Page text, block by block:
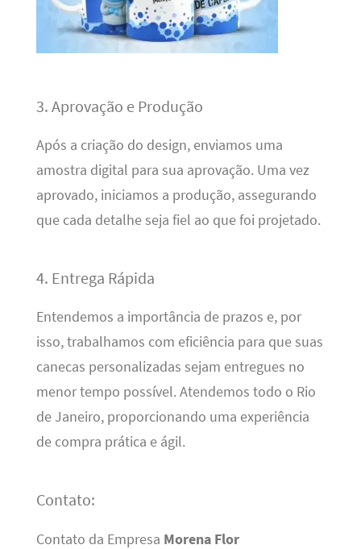
3. Aprovação e Produção
Após a criação do design, enviamos uma
amostra digital para sua aprovação. Uma vez
aprovado, iniciamos a produção, assegurando
que cada detalhe seja fiel ao que foi projetado.
4. Entrega Rápida
Entendemos a importância de prazos e, por
isso, trabalhamos com eficiência para que suas
canecas personalizadas sejam entregues no
menor tempo possível. Atendemos todo o Rio
de Janeiro, proporcionando uma experiência
de compra prática e ágil.
Contato:
Contato da Empresa Morena Flor